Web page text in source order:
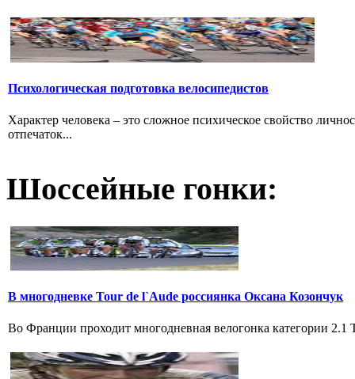
Психологическая подготовка велосипедистов
Характер человека – это сложное психическое свойство
отпечаток...
Шоссейные гонки:
В многодневке Tour de l`Aude россиянка Оксана Козончук
Во Франции проходит многодневная велогонка категории